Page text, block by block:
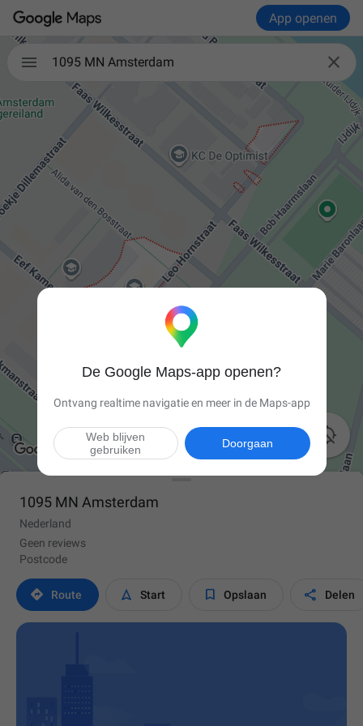
App openen
 
1095 MN Amsterdam

1095 MN Amsterdam
Nederland
Geen reviews
Postcode
 Route  Start  Opslaan  Delen
De Google Maps-app openen?
Ontvang realtime navigatie en meer in de Maps-app
Doorgaan
Web blijven
gebruiken